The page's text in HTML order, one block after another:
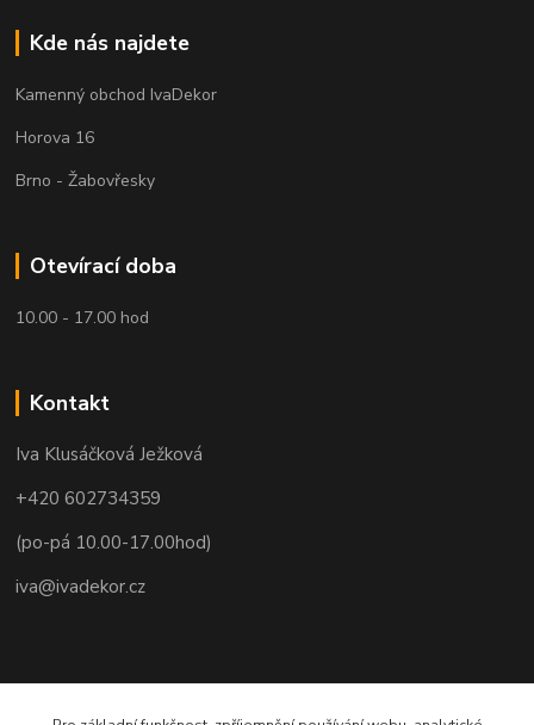
Kde nás najdete
Kamenný obchod IvaDekor
Horova 16
Brno - Žabovřesky
Otevírací doba
10.00 - 17.00 hod
Kontakt
Iva Klusáčková Ježková
+420 602734359
(po-pá 10.00-17.00hod)
iva@ivadekor.cz